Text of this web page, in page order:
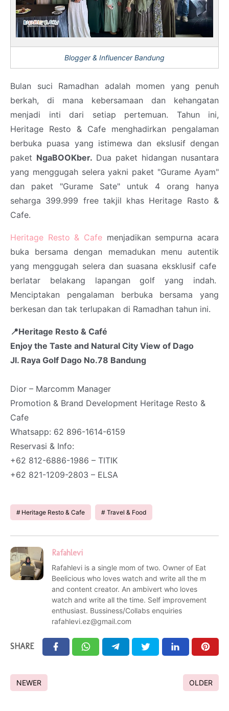
Blogger & Influencer Bandung
Bulan suci Ramadhan adalah momen yang penuh
berkah, di mana kebersamaan dan kehangatan
menjadi inti dari setiap pertemuan. Tahun ini,
Heritage Resto & Cafe menghadirkan pengalaman
berbuka puasa yang istimewa dan ekslusif dengan
paket NgaBOOKber. Dua paket hidangan nusantara
yang menggugah selera yakni paket "Gurame Ayam"
dan paket "Gurame Sate" untuk 4 orang hanya
seharga 399.999 free takjil khas Heritage Rasto &
Cafe.
Heritage Resto & Cafe menjadikan sempurna acara
buka bersama dengan memadukan menu autentik
yang menggugah selera dan suasana eksklusif cafe
berlatar belakang lapangan golf yang indah.
Menciptakan pengalaman berbuka bersama yang
berkesan dan tak terlupakan di Ramadhan tahun ini.
📍Heritage Resto & Café
Enjoy the Taste and Natural City View of Dago
Jl. Raya Golf Dago No.78 Bandung
Dior – Marcomm Manager
Promotion & Brand Development Heritage Resto &
Cafe
Whatsapp: 62 896-1614-6159
Reservasi & Info:
+62 812-6886-1986 – TITIK
+62 821-1209-2803 – ELSA
Heritage Resto & Cafe Travel & Food
Rafahlevi
Rafahlevi is a single mom of two. Owner of Eat
Beelicious who loves watch and write all the m
and content creator. An ambivert who loves
watch and write all the time. Self improvement
enthusiast. Bussiness/Collabs enquiries
rafahlevi.ez@gmail.com
SHARE
NEWER OLDER